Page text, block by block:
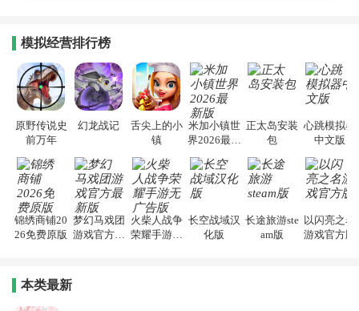
模拟经营排行榜
原野传说史
前万年
幻龙战记
舌尖上的小
镇
米加小镇世
界2026最新
正太岛安装
包
心跳模拟器
中文版
锦绣商铺20
26免费原版
梦幻马戏团
游戏官方最
火柴人战争
荣耀手游无
长空战域汉
化版
长途旅游ste
am版
以闪亮之名
游戏官方版
本类最新